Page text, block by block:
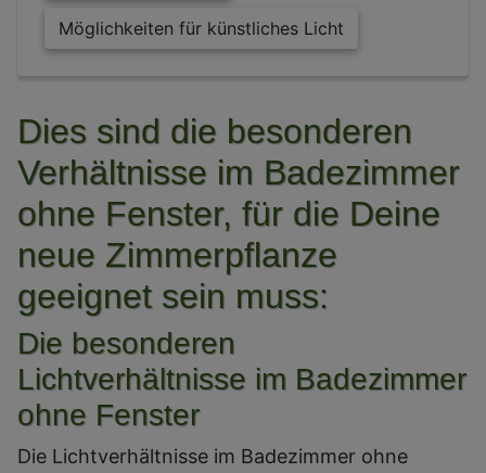
Möglichkeiten für künstliches Licht
Dies sind die besonderen
Verhältnisse im Badezimmer
ohne Fenster, für die Deine
neue Zimmerpflanze
geeignet sein muss:
Die besonderen
Lichtverhältnisse im Badezimmer
ohne Fenster
Die Lichtverhältnisse im Badezimmer ohne